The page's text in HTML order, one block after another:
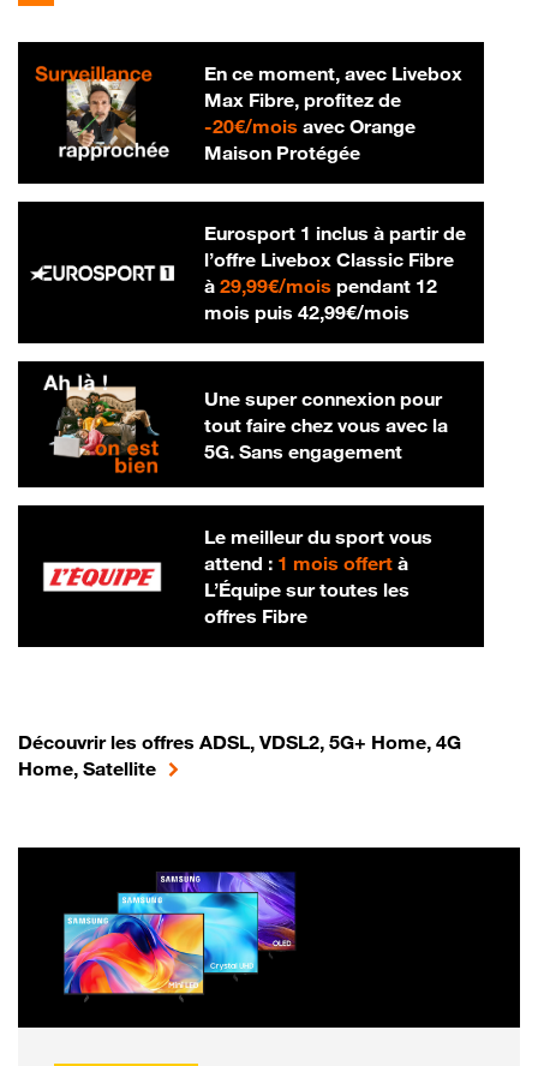
En ce moment, avec Livebox
Max Fibre, profitez de
-20€/mois20 € par mois
avec Orange
Maison Protégée
Eurosport 1 inclus à partir de
l’offre Livebox Classic Fibre
à 29,99€/mois29,99 € par mois
pendant 12
mois puis 42,99€/mois42,99 € par
Une super connexion pour
tout faire chez vous avec la
5G. Sans engagement
Le meilleur du sport vous
attend : 1 mois offertà
L’Équipe sur toutes les
offres Fibre
Découvrir les offres ADSL, VDSL2, 5G+ Home, 4G
Home, Satellite